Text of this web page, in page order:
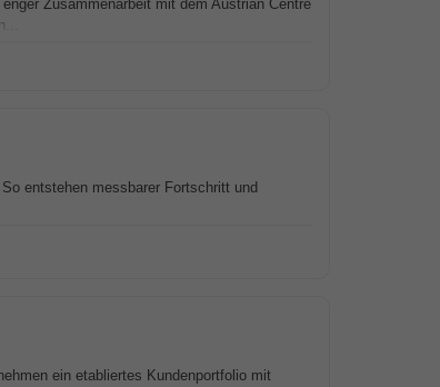
Zusammenarbeit mit dem Austrian Centre
entstehen messbarer Fortschritt und
ein etabliertes Kundenportfolio mit